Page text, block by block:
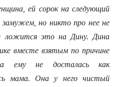
ей сорок на следующий
но никто про нее не
ложится это на Дину. Дина
вместе взятым по причине
ему не досталась как
мама. Она у него чистый